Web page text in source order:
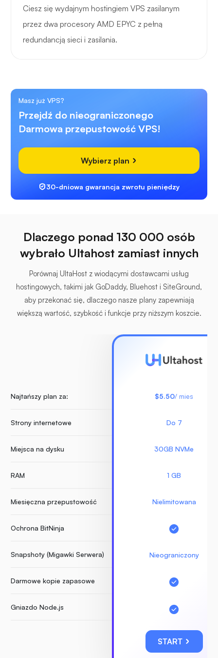
Ciesz się wydajnym hostingiem VPS zasilanym
przez dwa procesory AMD EPYC z pełną
redundancją sieci i zasilania.
Masz już VPS?
Przejdź do nieograniczonego
Darmowa przepustowość VPS!
Wybierz plan
30-dniowa gwarancja zwrotu pieniędzy
Dlaczego ponad 130 000 osób
wybrało Ultahost zamiast innych
Porównaj UltaHost z wiodącymi dostawcami usług
hostingowych, takimi jak GoDaddy, Bluehost i SiteGround,
aby przekonać się, dlaczego nasze plany zapewniają
większą wartość, szybkość i funkcje przy niższym koszcie.
Najtańszy plan za:
Strony internetowe
Miejsca na dysku
RAM
Miesięczna przepustowość
Ochrona BitNinja
Snapshoty (Migawki Serwera)
Darmowe kopie zapasowe
Gniazdo Node.js
$5.50/ mies
Do 7
30GB NVMe
1 GB
Nielimitowana
Nieograniczony
START